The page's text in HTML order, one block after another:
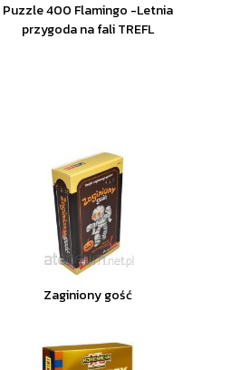
Puzzle 400 Flamingo -Letnia
przygoda na fali TREFL
Zaginiony gość